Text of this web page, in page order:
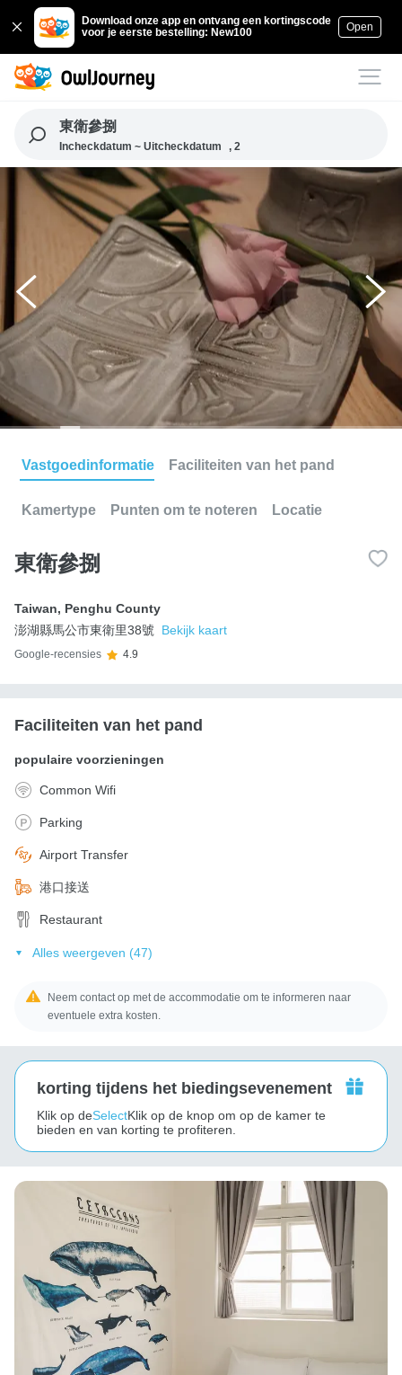
Download onze app en ontvang een kortingscode
voor je eerste bestelling: New100
Open
東衛參捌
Incheckdatum ~ Uitcheckdatum , 2
Vastgoedinformatie Faciliteiten van het pand
Kamertype Punten om te noteren Locatie
東衛參捌
Taiwan, Penghu County
澎湖縣馬公市東衛里38號
Bekijk kaart
Google-recensies 4.9
Faciliteiten van het pand
populaire voorzieningen
Common Wifi
Parking
Airport Transfer
港口接送
Restaurant
Alles weergeven (47)
Neem contact op met de accommodatie om te informeren naar
eventuele extra kosten.
korting tijdens het biedingsevenement
Klik op deSelectKlik op de knop om op de kamer te
bieden en van korting te profiteren.